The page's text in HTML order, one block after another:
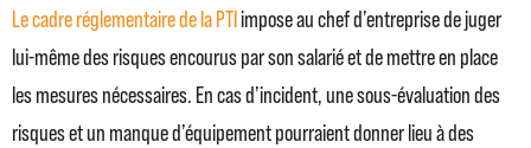
Le cadre réglementaire de la PTI impose au chef d’entreprise de juger
lui-même des risques encourus par son salarié et de mettre en place
les mesures nécessaires. En cas d’incident, une sous-évaluation des
risques et un manque d’équipement pourraient donner lieu à des